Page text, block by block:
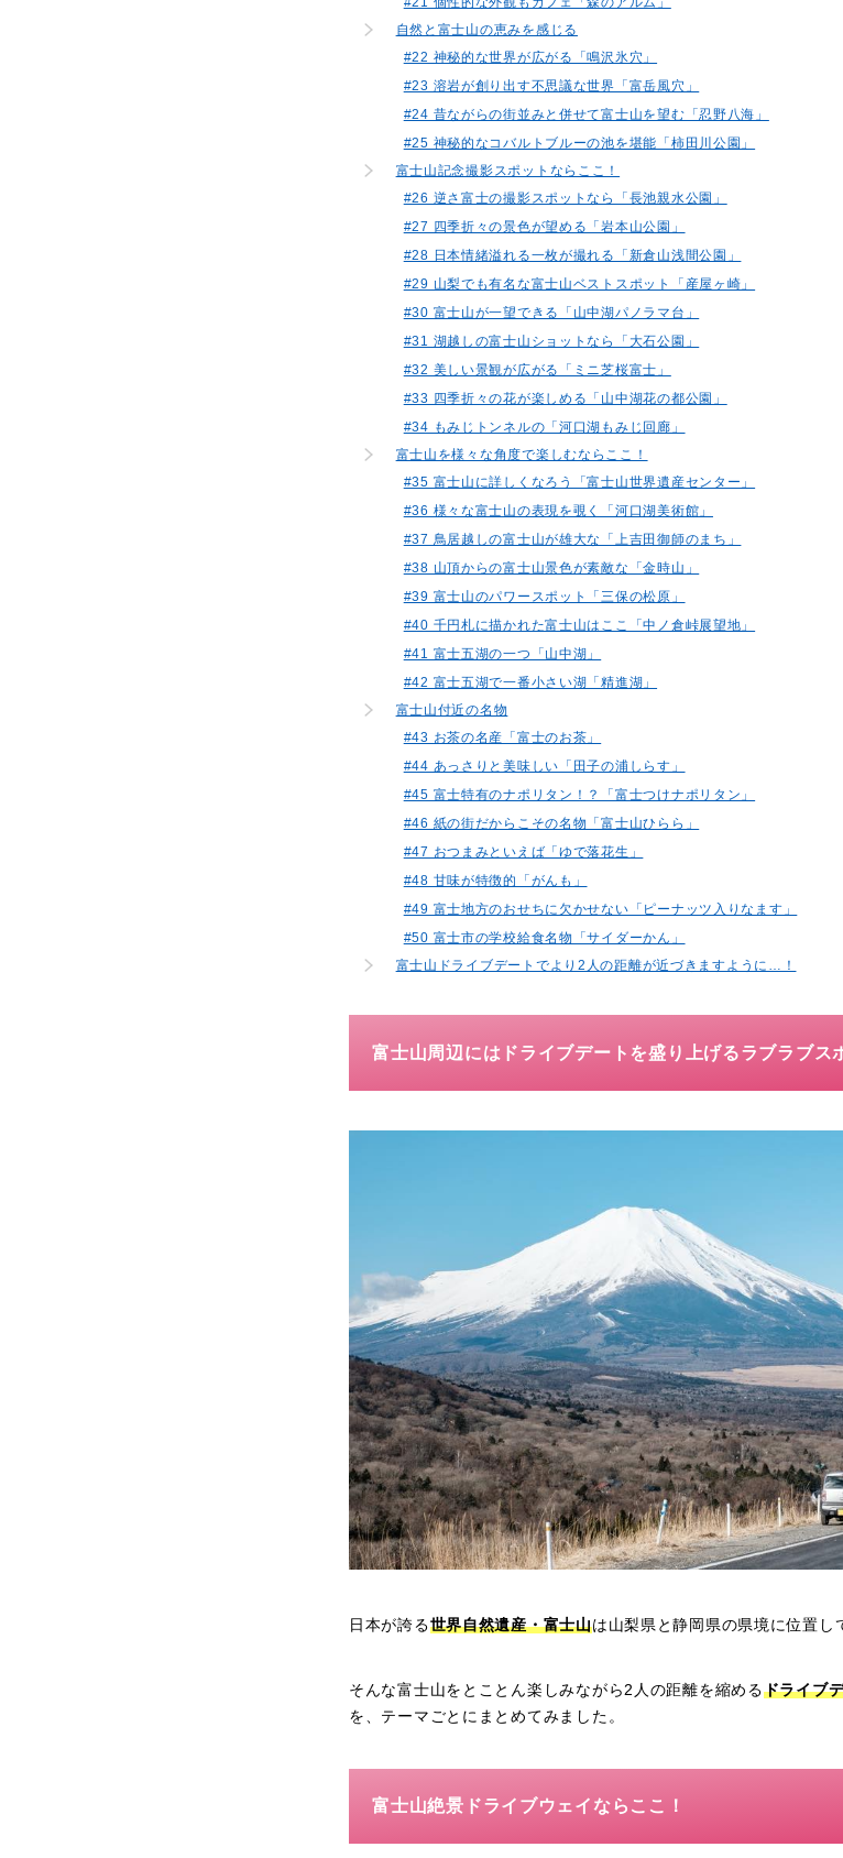
自然と富士山の恵みを感じる
#22 神秘的な世界が広がる「鳴沢氷穴」
#23 溶岩が創り出す不思議な世界「富岳風穴」
#24 昔ながらの街並みと併せて富士山を望む「忍野八海」
#25 神秘的なコバルトブルーの池を堪能「柿田川公園」
富士山記念撮影スポットならここ！
#26 逆さ富士の撮影スポットなら「長池親水公園」
#27 四季折々の景色が望める「岩本山公園」
#28 日本情緒溢れる一枚が撮れる「新倉山浅間公園」
#29 山梨でも有名な富士山ベストスポット「産屋ヶ崎」
#30 富士山が一望できる「山中湖パノラマ台」
#31 湖越しの富士山ショットなら「大石公園」
#32 美しい景観が広がる「ミニ芝桜富士」
#33 四季折々の花が楽しめる「山中湖花の都公園」
#34 もみじトンネルの「河口湖もみじ回廊」
富士山を様々な角度で楽しむならここ！
#35 富士山に詳しくなろう「富士山世界遺産センター」
#36 様々な富士山の表現を覗く「河口湖美術館」
#37 鳥居越しの富士山が雄大な「上吉田御師のまち」
#38 山頂からの富士山景色が素敵な「金時山」
#39 富士山のパワースポット「三保の松原」
#40 千円札に描かれた富士山はここ「中ノ倉峠展望地」
#41 富士五湖の一つ「山中湖」
#42 富士五湖で一番小さい湖「精進湖」
富士山付近の名物
#43 お茶の名産「富士のお茶」
#44 あっさりと美味しい「田子の浦しらす」
#45 富士特有のナポリタン！？「富士つけナポリタン」
#46 紙の街だからこその名物「富士山ひらら」
#47 おつまみといえば「ゆで落花生」
#48 甘味が特徴的「がんも」
#49 富士地方のおせちに欠かせない「ピーナッツ入りなます」
#50 富士市の学校給食名物「サイダーかん」
富士山ドライブデートでより2人の距離が近づきますように…！
富士山周辺にはドライブデートを盛り上げるラブラブス
日本が誇る世界自然遺産・富士山は山梨県と静岡県の県境に位置し
そんな富士山をとことん楽しみながら2人の距離を縮めるドライブ
を、テーマごとにまとめてみました。
富士山絶景ドライブウェイならここ！